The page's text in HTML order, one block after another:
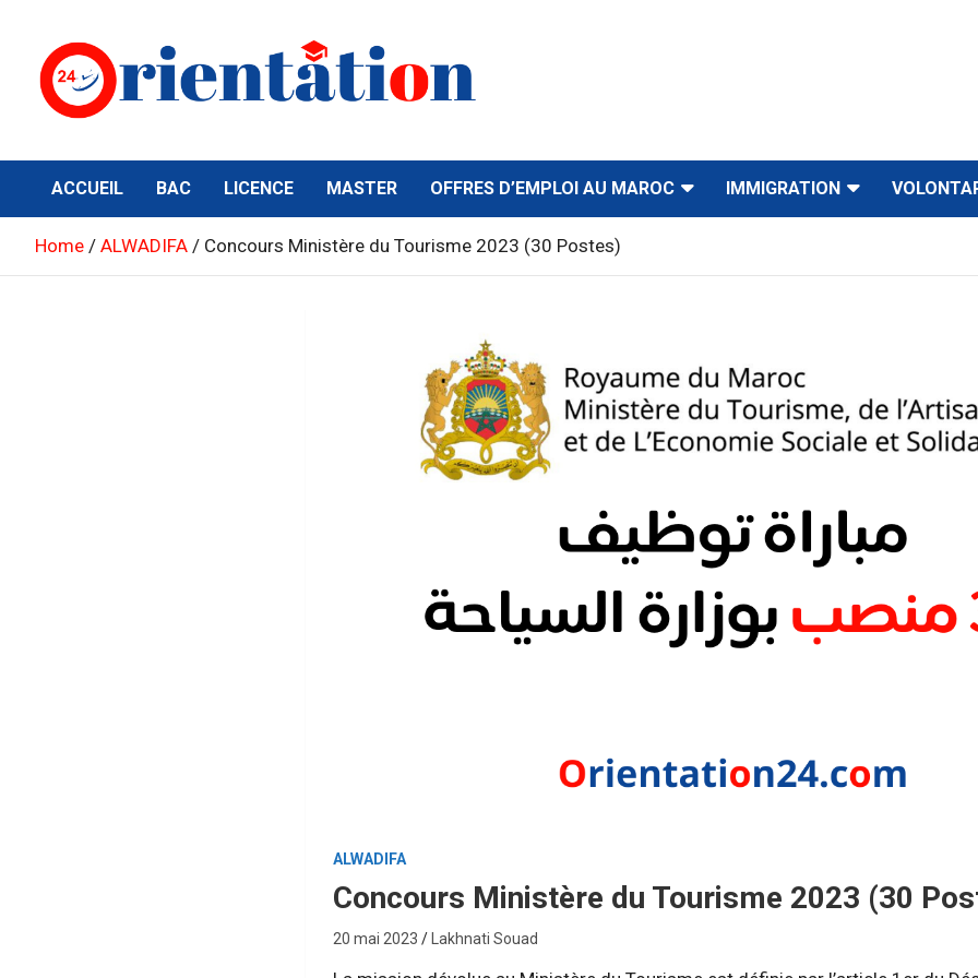
content
Orientation24
ACCUEIL BAC LICENCE MASTER OFFRES D’EMPLOI AU MAROC IMMIGRATION
Home ALWADIFA Concours Ministère du Tourisme 2023 (30 Postes)
ALWADIFA
Concours Ministère du Tourisme 2023 (30
20 mai 2023 Lakhnati Souad